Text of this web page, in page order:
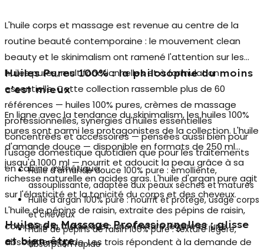
L'huile corps et massage est revenue au centre de la
routine beauté contemporaine : le mouvement clean
beauty et le skinimalism ont ramené l'attention sur les
huiles pures, multifonctionnelles et à formulation
essentielle. Cette collection rassemble plus de 60
références — huiles 100% pures, crèmes de massage
professionnelles, synergies d'huiles essentielles
concentrées et accessoires — pensées aussi bien pour
l'usage domestique quotidien que pour les traitements
en cabine esthétique.
Huiles Pures 100% : la philosophie du moins
c'est mieux
En ligne avec la tendance du skinimalism, leshuiles 100%
pures sont parmi les protagonistes de la collection. L'huile
d'amande douce — disponible en formats de 250 ml
jusqu'à 1000 ml — nourrit et adoucit la peau grâce à sa
richesse naturelle en acides gras. L'huile d'argan pure agit
sur l'élasticité et la tonicité du corps et des cheveux.
L'huile de pépins de raisin, extraite des pépins de raisin,
complète la triade avec une texture légère et une
absorption rapide. Les trois répondent à la demande de
Huile d'amande douce 100% pure : émolliente,
assouplissante, adaptée aux peaux sèches et matures
Huile d'argan 100% pure : nourrit et protège, usage corps
et cheveux
Huile de pépins de raisin 100% pure : texture légère,
absorption rapide
Huiles de Massage Professionnelles : glisse
et bien-être